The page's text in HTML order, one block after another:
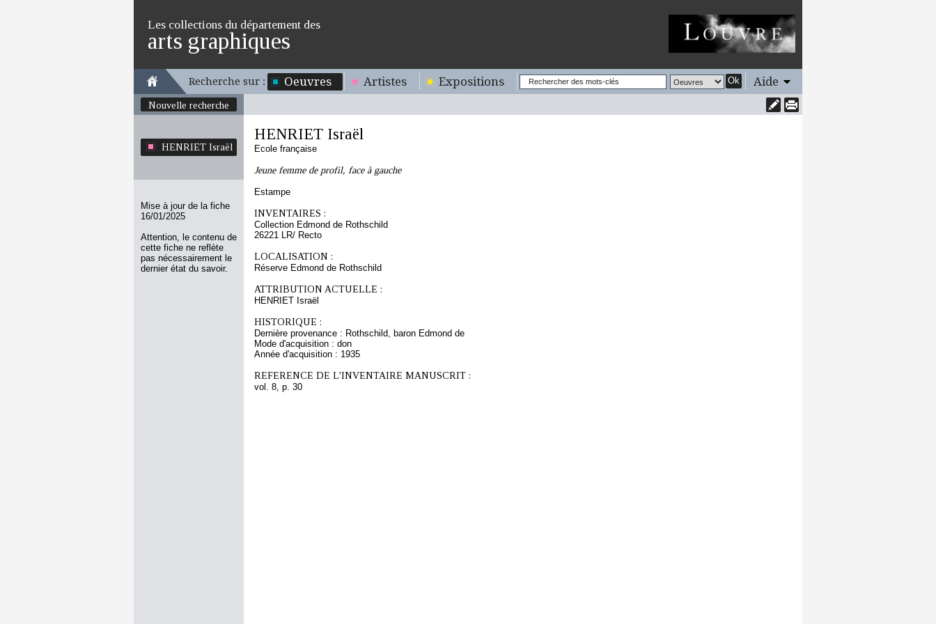
Les collections du département des
arts graphiques
Recherche sur : Oeuvres Artistes Expositions Ok Aide
Nouvelle recherche
HENRIET Israël
Mise à jour de la fiche
16/01/2025
Attention, le contenu de
cette fiche ne reflète
pas nécessairement le
dernier état du savoir.
HENRIET Israël
Ecole française
Jeune femme de profil, face à gauche
Estampe
INVENTAIRES :
Collection Edmond de Rothschild
26221 LR/ Recto
LOCALISATION :
Réserve Edmond de Rothschild
ATTRIBUTION ACTUELLE :
HENRIET Israël
HISTORIQUE :
Dernière provenance : Rothschild, baron Edmond de
Mode d'acquisition : don
Année d'acquisition : 1935
REFERENCE DE L'INVENTAIRE MANUSCRIT :
vol. 8, p. 30